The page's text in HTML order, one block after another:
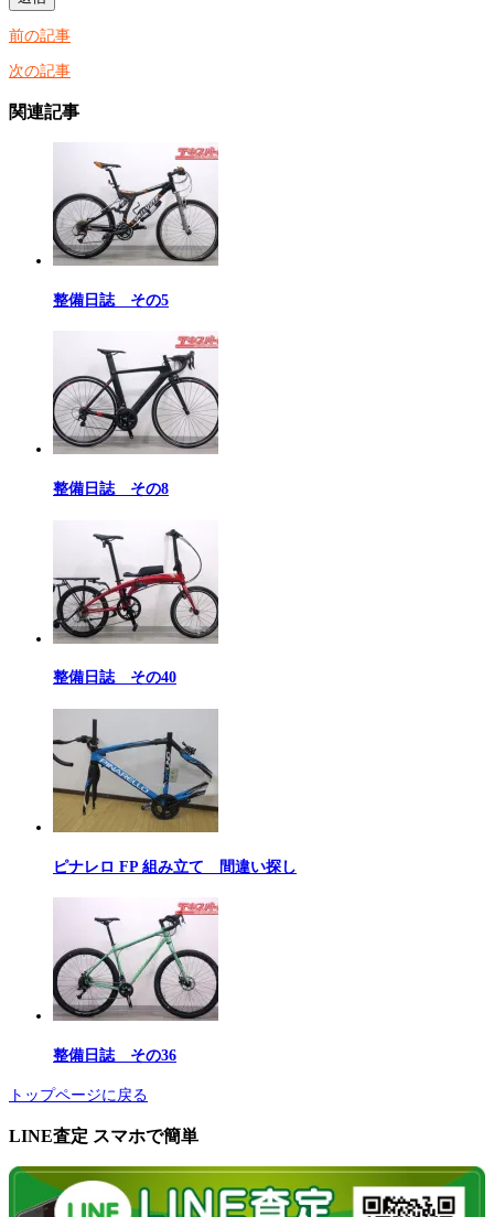
前の記事
次の記事
関連記事
整備日誌 その5
整備日誌 その8
整備日誌 その40
ピナレロ FP 組み立て 間違い探し
整備日誌 その36
トップページに戻る
LINE査定 スマホで簡単